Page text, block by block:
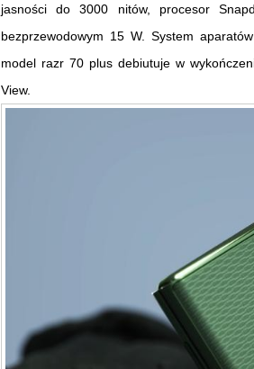
jasności do 3000 nitów, procesor
bezprzewodowym 15 W. System
model razr 70 plus debiutuje w
View.